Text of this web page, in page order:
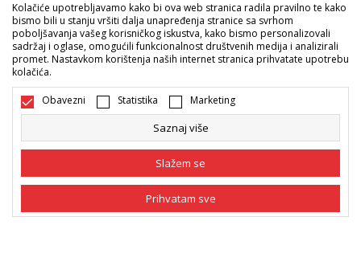
Mi dijelimo naše tajne sa vama. Pratite nas na društvenim
mrežama i saznajte sve o promocijama, akcijama i novitetima.
Bosna i Hercegovina Promijenite
Kolačiće upotrebljavamo kako bi ova web stranica radila pravilno te kako
bismo bili u stanju vršiti dalja unapređenja stranice sa svrhom
poboljšavanja vašeg korisničkog iskustva, kako bismo personalizovali
sadržaj i oglase, omogućili funkcionalnost društvenih medija i analizirali
promet. Nastavkom korištenja naših internet stranica prihvatate upotrebu
kolačića.
Obavezni Statistika Marketing
Saznaj više
Slažem se
Prihvatam sve